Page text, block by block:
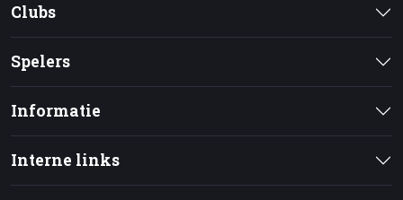
Clubs
Spelers
Informatie
Interne links